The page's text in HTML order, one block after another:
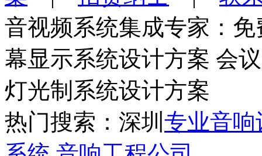
音视频系统集成专家：
幕显示系统设计方案 会
灯光制系统设计方案
热门搜索：深圳 专业音响